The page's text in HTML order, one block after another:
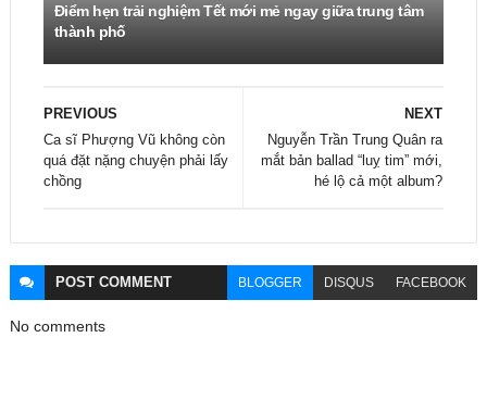
Điểm hẹn trải nghiệm Tết mới mẻ ngay giữa trung tâm
thành phố
NEXT
Nguyễn Trần Trung Quân ra
mắt bản ballad “luỵ tim” mới,
hé lộ cả một album?
PREVIOUS
Ca sĩ Phượng Vũ không còn
quá đặt nặng chuyện phải lấy
chồng
POST COMMENT BLOGGER DISQUS FACEBOOK
No comments